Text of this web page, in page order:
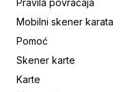
Pravila povraćaja
Mobilni skener karata
Pomoć
Skener karte
Karte